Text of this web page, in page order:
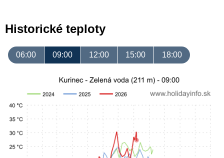
Historické teploty
06:00 09:00 12:00 15:00 18:00